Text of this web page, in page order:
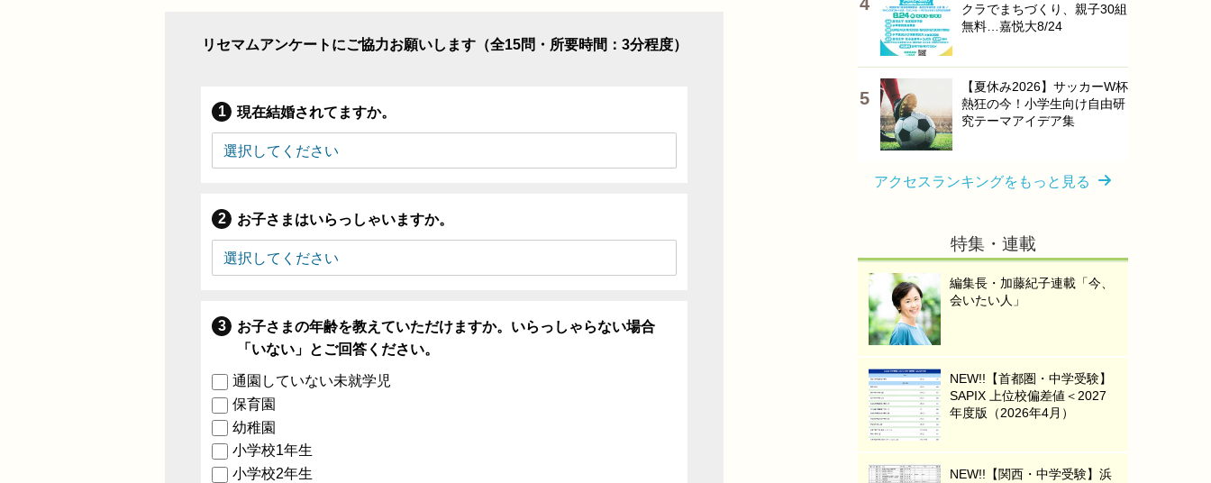
リセマムアンケートにご協力お願いします（全15問・所要時間：3分程度）
現在結婚されてますか。
お子さまはいらっしゃいますか。
お子さまの年齢を教えていただけますか。いらっしゃらない場合
「いない」とご回答ください。
通園していない未就学児
保育園
幼稚園
小学校1年生
小学校2年生
クラでまちづくり、親子30組
無料…嘉悦大8/24
【夏休み2026】サッカーW杯
熱狂の今！小学生向け自由研
究テーマアイデア集
アクセスランキングをもっと見る
特集・連載
編集長・加藤紀子連載「今、
会いたい人」
NEW!!【首都圏・中学受験】
SAPIX 上位校偏差値＜2027
年度版（2026年4月）
NEW!!【関西・中学受験】浜